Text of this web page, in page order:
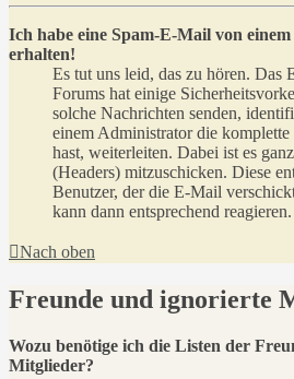
Ich habe eine Spam-E-Mail von
erhalten!
Es tut uns leid, das zu hören. Das
Forums hat einige
solche Nachrichten senden,
einem Administrator die
hast, weiterleiten. Dabei ist es
(Headers) mitzuschicken. Diese
Benutzer, der die E-Mail
kann dann entsprechend reagieren.
Nach oben
Freunde und ignorierte
Wozu benötige ich die Listen der
Mitglieder?